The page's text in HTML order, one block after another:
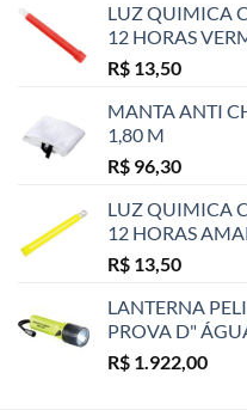
LUZ QUIMICA
12 HORAS
R$ 13,50
MANTA ANTI
1,80 M
R$ 96,30
LUZ QUIMICA
12 HORAS
R$ 13,50
LANTERNA
PROVA D"
R$ 1.922,00